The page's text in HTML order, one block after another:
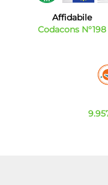
Affidabile
Codacons N°198